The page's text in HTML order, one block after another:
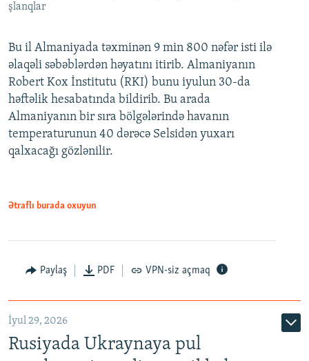
şlanqlar
Bu il Almaniyada təxminən 9 min 800 nəfər isti ilə
əlaqəli səbəblərdən həyatını itirib. Almaniyanın
Robert Kox İnstitutu (RKI) bunu iyulun 30-da
həftəlik hesabatında bildirib. Bu arada
Almaniyanın bir sıra bölgələrində havanın
temperaturunun 40 dərəcə Selsidən yuxarı
qalxacağı gözlənilir.
Ətraflı burada oxuyun
Paylaş PDF VPN-siz açmaq
İyul 29, 2026
Rusiyada Ukraynaya pul